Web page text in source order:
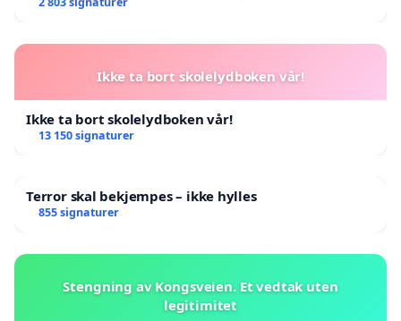
Ikke ta bort skolelydboken vår!
Ikke ta bort skolelydboken vår!
13 150 signaturer
Terror skal bekjempes – ikke hylles
855 signaturer
Stengning av Kongsveien. Et vedtak uten
legitimitet